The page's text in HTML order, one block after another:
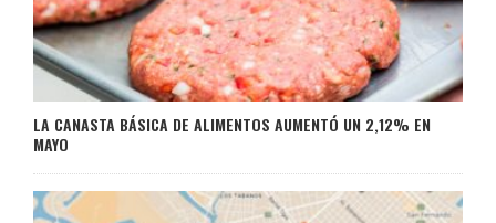
LA CANASTA BÁSICA DE ALIMENTOS AUMENTÓ UN 2,12% EN
MAYO